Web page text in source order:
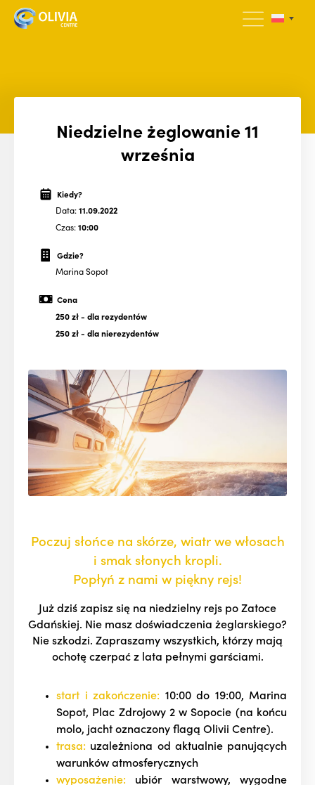
Niedzielne żeglowanie 11
września
Kiedy?
Data:11.09.2022
Czas:10:00
Gdzie?
Marina Sopot
Cena
250 zł- dla rezydentów
250 zł- dla nierezydentów
Poczuj słońce na skórze, wiatr we włosach
i smak słonych kropli.
Popłyń z nami w piękny rejs!
Już dziś zapisz się na niedzielny rejs po Zatoce
Gdańskiej. Nie masz doświadczenia żeglarskiego?
Nie szkodzi. Zapraszamy wszystkich, którzy mają
ochotę czerpać z lata pełnymi garściami.
start i zakończenie: 10:00 do 19:00, Marina
Sopot, Plac Zdrojowy 2 w Sopocie (na końcu
molo, jacht oznaczony flagą Olivii Centre).
trasa: uzależniona od aktualnie panujących
warunków atmosferycznych
wyposażenie: ubiór warstwowy, wygodne